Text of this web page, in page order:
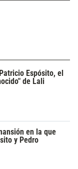
Espósito, el
de Lali
en la que
y Pedro